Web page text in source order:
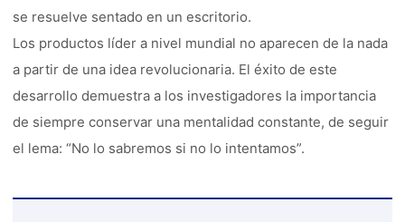
se resuelve sentado en un escritorio.
Los productos líder a nivel mundial no aparecen de la nada
a partir de una idea revolucionaria. El éxito de este
desarrollo demuestra a los investigadores la importancia
de siempre conservar una mentalidad constante, de seguir
el lema: “No lo sabremos si no lo intentamos”.